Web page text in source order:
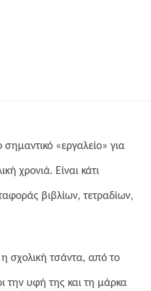
σημαντικό «εργαλείο» για
χρονιά. Είναι κάτι
βιβλίων, τετραδίων,
η σχολική τσάντα, από το
την υφή της και τη μάρκα